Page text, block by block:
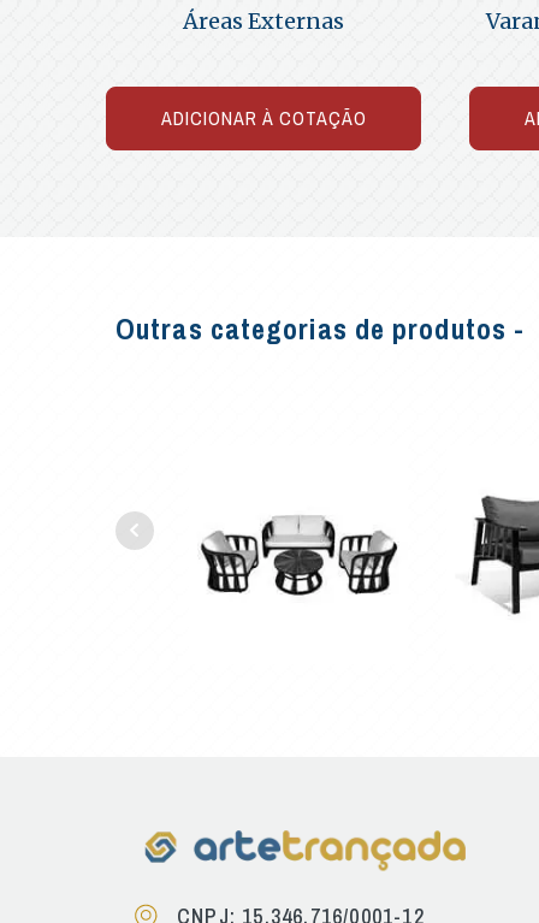
Áreas Externas
ADICIONAR À COTAÇÃO
Outras categorias de produtos -
CNPJ: 15.346.716/0001-12